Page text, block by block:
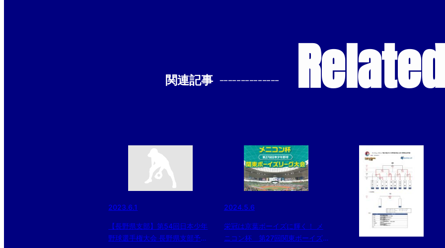
関連記事 --------------
2023.6.1
【長野県支部】第54回日本少年
野球選手権大会 長野県支部予選
2024.5.6
栄冠は京葉ボーイズに輝く！ メ
ニコン杯 第27回関東ボーイズ